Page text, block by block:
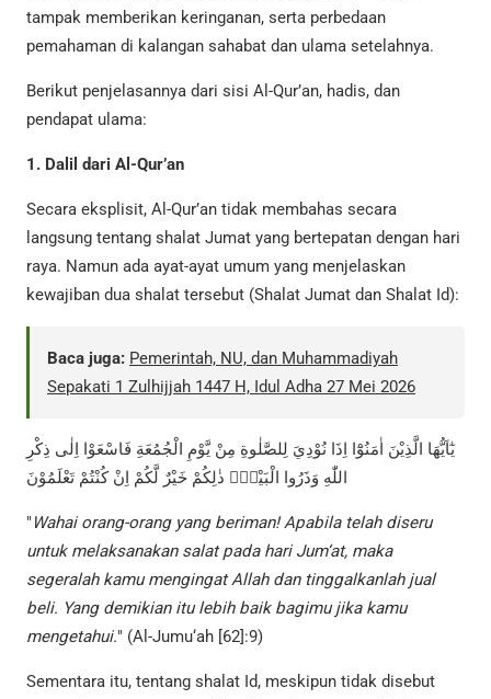
tampak memberikan keringanan, serta perbedaan
pemahaman di kalangan sahabat dan ulama setelahnya.
Berikut penjelasannya dari sisi Al-Qur’an, hadis, dan
pendapat ulama:
1. Dalil dari Al-Qur’an
Secara eksplisit, Al-Qur’an tidak membahas secara
langsung tentang shalat Jumat yang bertepatan dengan hari
raya. Namun ada ayat-ayat umum yang menjelaskan
kewajiban dua shalat tersebut (Shalat Jumat dan Shalat Id):
Baca juga: Pemerintah, NU, dan Muhammadiyah
Sepakati 1 Zulhijjah 1447 H, Idul Adha 27 Mei 2026
يٰٓاَيُّهَا الَّذِيْنَ اٰمَنُوْٓا اِذَا نُوْدِيَ لِلصَّلٰوةِ مِنْ يَّوْمِ الْجُمُعَةِ فَاسْعَوْا اِلٰى ذِكْرِ
اللّٰهِ وَذَرُوا الْبَيْعَۗ ذٰلِكُمْ خَيْرٌ لَّكُمْ اِنْ كُنْتُمْ تَعْلَمُوْنَ
" Wahai orang-orang yang beriman! Apabila telah diseru
untuk melaksanakan salat pada hari Jum‘at, maka
segeralah kamu mengingat Allah dan tinggalkanlah jual
beli. Yang demikian itu lebih baik bagimu jika kamu
mengetahui." (Al-Jumu‘ah [62]:9)
Sementara itu, tentang shalat Id, meskipun tidak disebut